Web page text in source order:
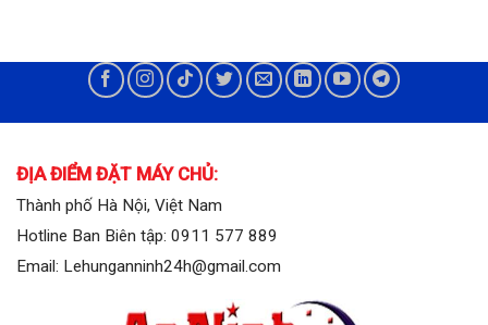
ĐỊA ĐIỂM ĐẶT MÁY CHỦ:
Thành phố Hà Nội, Việt Nam
Hotline Ban Biên tập: 0911 577 889
Email: Lehunganninh24h@gmail.com